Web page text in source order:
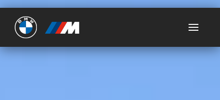
Ultimate